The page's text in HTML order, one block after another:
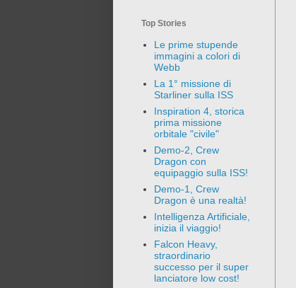
Top Stories
Le prime stupende
immagini a colori di
Webb
La 1° missione di
Starliner sulla ISS
Inspiration 4, storica
prima missione
orbitale "civile"
Demo-2, Crew
Dragon con
equipaggio sulla ISS!
Demo-1, Crew
Dragon è una realtà!
Intelligenza Artificiale,
inizia il viaggio!
Falcon Heavy,
straordinario
successo per il super
lanciatore low cost!